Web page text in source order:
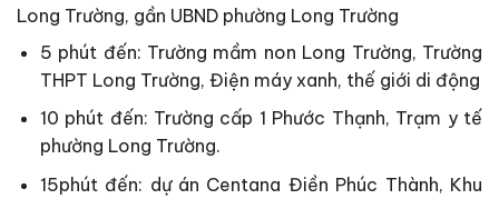
Long Trường, gần UBND phường Long Trường
5 phút đến: Trường mầm non Long Trường, Trường
THPT Long Trường, Điện máy xanh, thế giới di động
10 phút đến: Trường cấp 1 Phước Thạnh, Trạm y tế
phường Long Trường.
15phút đến: dự án Centana Điền Phúc Thành, Khu